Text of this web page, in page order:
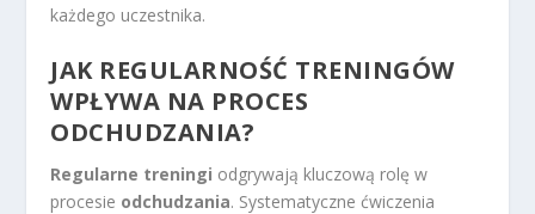
każdego uczestnika.
JAK REGULARNOŚĆ TRENINGÓW
WPŁYWA NA PROCES
ODCHUDZANIA?
Regularne treningi odgrywają kluczową rolę w
procesie odchudzania. Systematyczne ćwiczenia